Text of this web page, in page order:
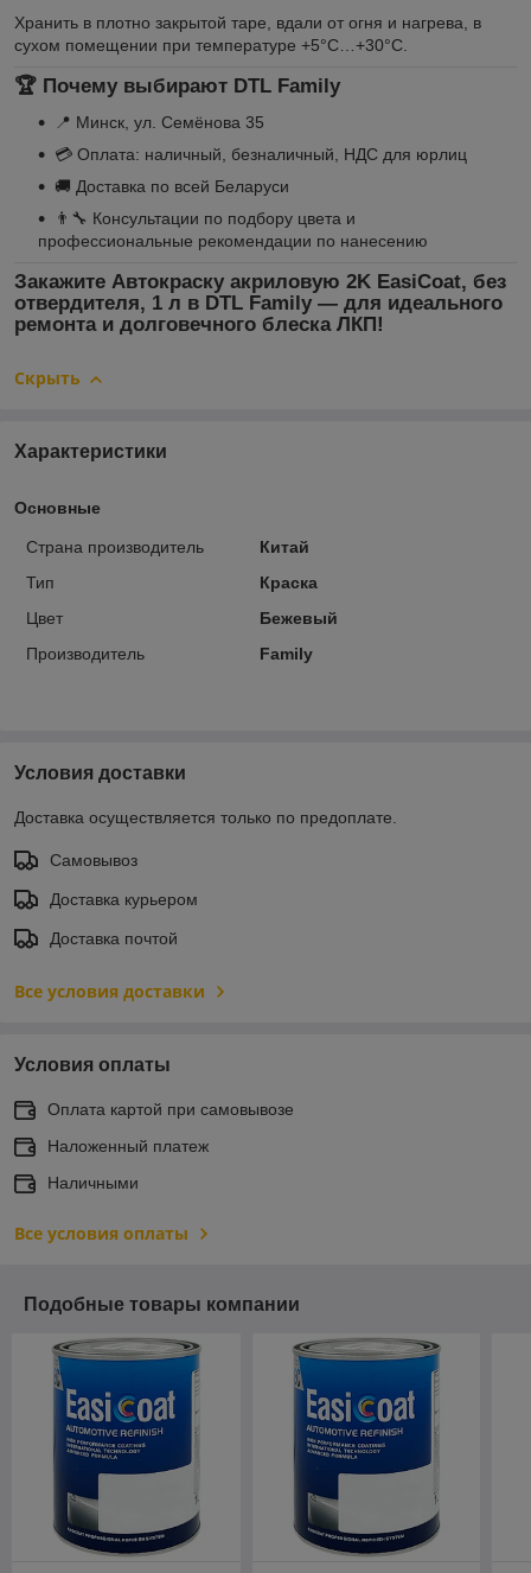
Хранить в плотно закрытой таре, вдали от огня и нагрева, в
сухом помещении при температуре +5°C…+30°C.
🏆 Почему выбирают DTL Family
📍 Минск, ул. Семёнова 35
💳 Оплата: наличный, безналичный, НДС для юрлиц
🚚 Доставка по всей Беларуси
👨‍🔧 Консультации по подбору цвета и
профессиональные рекомендации по нанесению
Закажите Автокраску акриловую 2K EasiCoat, без
отвердителя, 1 л в DTL Family — для идеального
ремонта и долговечного блеска ЛКП!
Скрыть
Характеристики
Основные
Страна производитель
Китай
Тип
Краска
Цвет
Бежевый
Производитель
Family
Условия доставки
Доставка осуществляется только по предоплате.
Самовывоз
Доставка курьером
Доставка почтой
Все условия доставки
Условия оплаты
Оплата картой при самовывозе
Наложенный платеж
Наличными
Все условия оплаты
Подобные товары компании